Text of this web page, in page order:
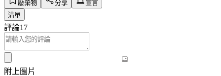
廢棄物
分享
宣言
清單
評論17
附上圖片